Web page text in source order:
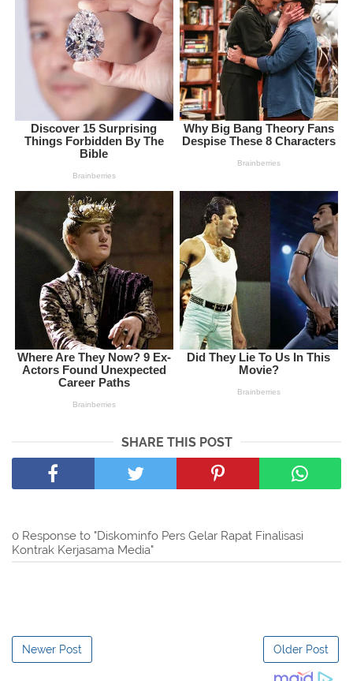
SHARE THIS POST
0 Response to "Diskominfo Pers Gelar Rapat Finalisasi
Kontrak Kerjasama Media"
Newer Post Older Post